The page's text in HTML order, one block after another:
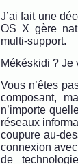
J’ai fait une
OS X gère
multi-support.
Mékéskidi ? Je
Vous n’êtes
composant,
n’importe
réseaux
coupure au-
connexion
de